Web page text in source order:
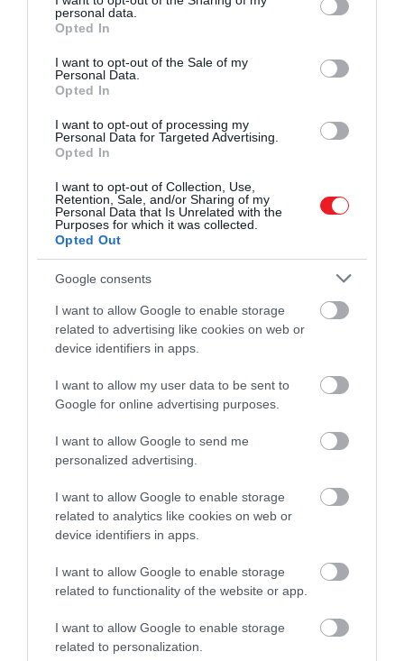
grant or deny consent to Google and its third-party tags to
use your data for below specified purposes in below Google
consent section.
personal data.
Opted In
I want to opt-out of the Sale of my
Personal Data.
Opted In
I want to opt-out of processing my
Personal Data for Targeted Advertising.
Opted In
I want to opt-out of Collection, Use,
Retention, Sale, and/or Sharing of my
Personal Data that Is Unrelated with the
Purposes for which it was collected.
Opted Out
Google consents
I want to allow Google to enable storage
related to advertising like cookies on web or
device identifiers in apps.
I want to allow my user data to be sent to
Google for online advertising purposes.
I want to allow Google to send me
personalized advertising.
I want to allow Google to enable storage
related to analytics like cookies on web or
device identifiers in apps.
I want to allow Google to enable storage
related to functionality of the website or app.
I want to allow Google to enable storage
related to personalization.
Tom Yum és a paraguay-i Vori vori is.
Olvasd el ezt is!
Shutterstock
A teljes listátittlehet böngészni.
Nyitókép: Shutterstock
LEVES GULYÁSLEVES GASZTRO
GASZTRONÓMIA HÚSLEVES ÉTEL